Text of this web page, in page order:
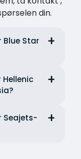
din.
Blue Star
Seajets-